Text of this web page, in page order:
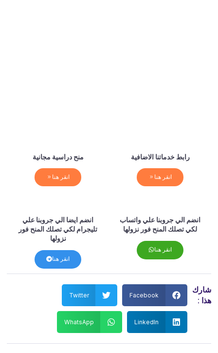
رابط خدماتنا الاضافية
انقر هنا
منح دراسية مجانية
انقر هنا
انضم الي جروبنا علي واتساب
لكي تصلك المنح فور نزولها
انقر هنا
انضم ايضا الي جروبنا علي
تليجرام لكي تصلك المنح فور
نزولها
انقر هنا
شارك
هذا :
Facebook
Twitter
LinkedIn
WhatsApp